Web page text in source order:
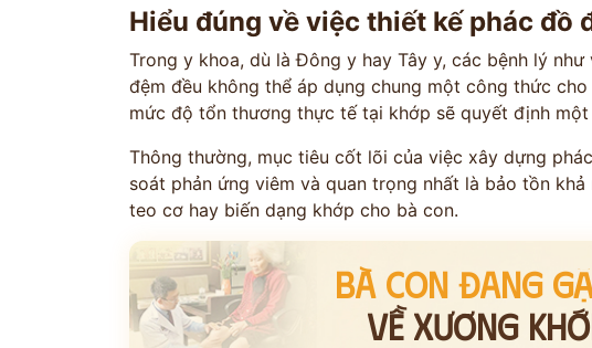
Hiểu đúng về việc thiết kế phác đồ
Trong y khoa, dù là Đông y hay Tây y, các bệnh lý
đệm đều không thể áp dụng chung một công thức
mức độ tổn thương thực tế tại khớp sẽ quyết định
Thông thường, mục tiêu cốt lõi của việc xây dựng
soát phản ứng viêm và quan trọng nhất là bảo tồn
teo cơ hay biến dạng khớp cho bà con.
BÀ CON ĐANG
VỀ XƯƠNG